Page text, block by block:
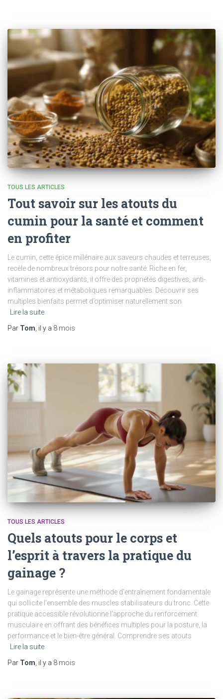
TOUS LES ARTICLES
Tout savoir sur les atouts du
cumin pour la santé et comment
en profiter
Le cumin, cette épice millénaire aux saveurs chaudes et terreuses,
recèle de nombreux trésors pour notre santé. Riche en fer,
vitamines et antioxydants, il offre des propriétés digestives, anti-
inflammatoires et métaboliques remarquables. Découvrir ses
multiples bienfaits permet d’optimiser naturellement son
Lire la suite
Par Tom , il y a 8 mois
TOUS LES ARTICLES
Quels atouts pour le corps et
l’esprit à travers la pratique du
gainage ?
Le gainage représente une méthode d’entraînement fondamentale
qui sollicite l’ensemble des muscles stabilisateurs du tronc. Cette
pratique accessible révolutionne l’approche du renforcement
musculaire en offrant des bénéfices multiples pour la posture, la
performance et le bien-être général. Comprendre ses atouts
Lire la suite
Par Tom , il y a 8 mois